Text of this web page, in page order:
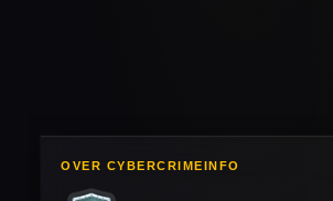
OVER CYBERCRIMEINFO